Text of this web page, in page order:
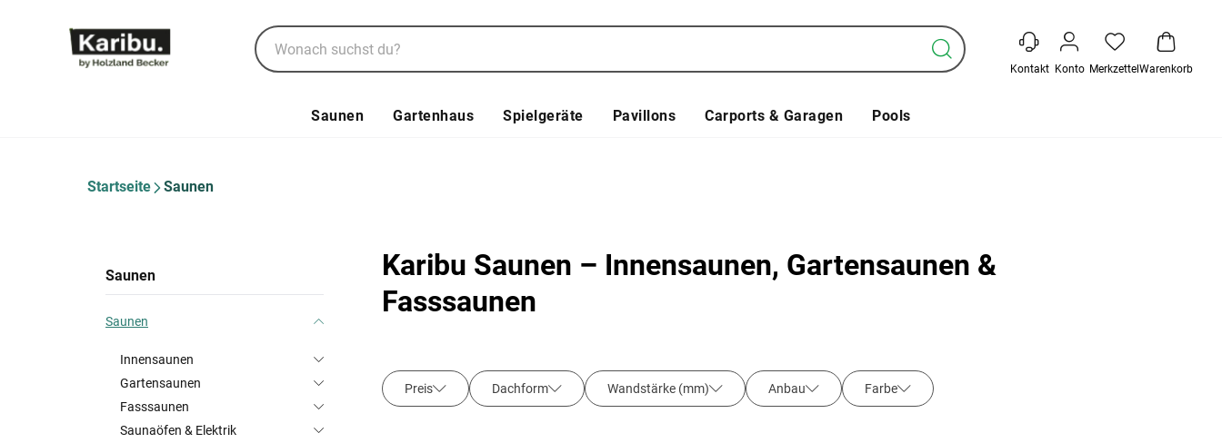
Kontakt Konto Merkzettel Warenkorb
Saunen Gartenhaus Spielgeräte Pavillons Carports & Garagen Pools
Startseite Saunen
Saunen
Saunen
Innensaunen
Gartensaunen
Fasssaunen
Saunaöfen & Elektrik
Karibu Saunen – Innensaunen, Gartensaunen &
Fasssaunen
Preis Dachform Wandstärke (mm) Anbau Farbe